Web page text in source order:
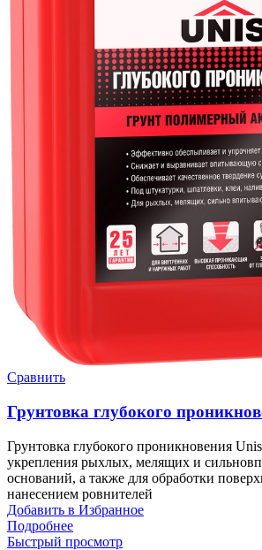
Сравнить
Грунтовка глубокого
Грунтовка глубокого проникновения
укрепления рыхлых, мелящих и
оснований, а также для обработки
нанесением ровнителей
Добавить в Избранное
Подробнее
Быстрый просмотр